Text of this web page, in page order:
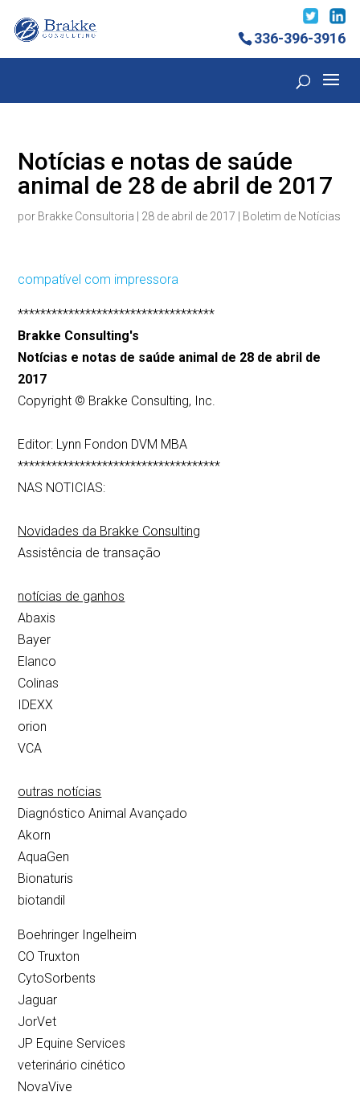
336-396-3916
Notícias e notas de saúde
animal de 28 de abril de 2017
por Brakke Consultoria 28 de abril de 2017 Boletim de Notícias
compatível com impressora
***********************************
Brakke Consulting's
Notícias e notas de saúde animal de 28 de abril de
2017
Copyright © Brakke Consulting, Inc.
Editor: Lynn Fondon DVM MBA
************************************
NAS NOTICIAS:
Novidades da Brakke Consulting
Assistência de transação
notícias de ganhos
Abaxis
Bayer
Elanco
Colinas
IDEXX
orion
VCA
outras notícias
Diagnóstico Animal Avançado
Akorn
AquaGen
Bionaturis
biotandil
Boehringer Ingelheim
CO Truxton
CytoSorbents
Jaguar
JorVet
JP Equine Services
veterinário cinético
NovaVive